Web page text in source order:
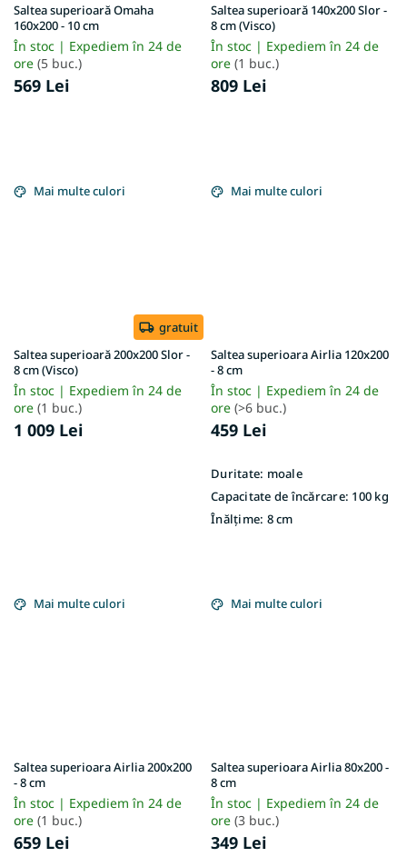
Saltea superioară Omaha
160x200 - 10 cm
În stoc | Expediem în 24 de
ore (5 buc.)
569 Lei
Saltea superioară 140x200 Slor -
8 cm (Visco)
În stoc | Expediem în 24 de
ore (1 buc.)
809 Lei
Mai multe culori
gratuit
Saltea superioară 200x200 Slor -
8 cm (Visco)
În stoc | Expediem în 24 de
ore (1 buc.)
1 009 Lei
Mai multe culori
Saltea superioara Airlia 120x200
- 8 cm
În stoc | Expediem în 24 de
ore (>6 buc.)
459 Lei
Duritate: moale
Capacitate de încărcare: 100 kg
Înălțime: 8 cm
Mai multe culori
Saltea superioara Airlia 200x200
- 8 cm
În stoc | Expediem în 24 de
ore (1 buc.)
659 Lei
Mai multe culori
Saltea superioara Airlia 80x200 -
8 cm
În stoc | Expediem în 24 de
ore (3 buc.)
349 Lei